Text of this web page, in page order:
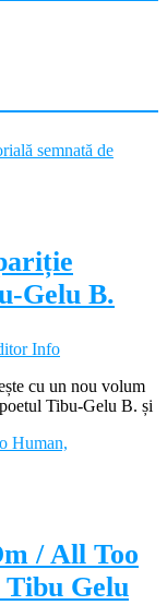
Gelu B.
Info
cu un nou volum
Tibu-Gelu B. și
/ All Too
Tibu Gelu